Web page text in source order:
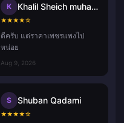
K Khalil Sheich muhammad
★★★★☆
ดีครับ แต่ราคาเพชรแพงไป
หน่อย
Aug 9, 2026
S Shuban Qadami
★★★★☆